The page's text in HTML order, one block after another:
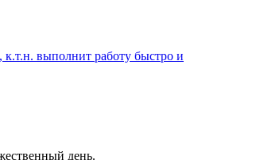
выполнит работу быстро и
день.